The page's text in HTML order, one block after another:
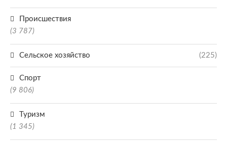
Происшествия
(3 787)
Сельское хозяйство (225)
Спорт
(9 806)
Туризм
(1 345)